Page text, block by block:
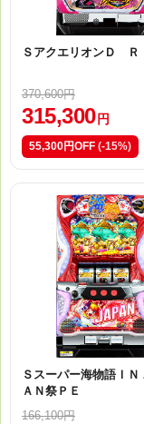
ＳアクエリオンＤ Ｒ
370,600円
315,300 円
55,300円OFF (-15%)
Ｓスーパー海物語ＩＮ
ＡＮ祭ＰＥ
166,100円